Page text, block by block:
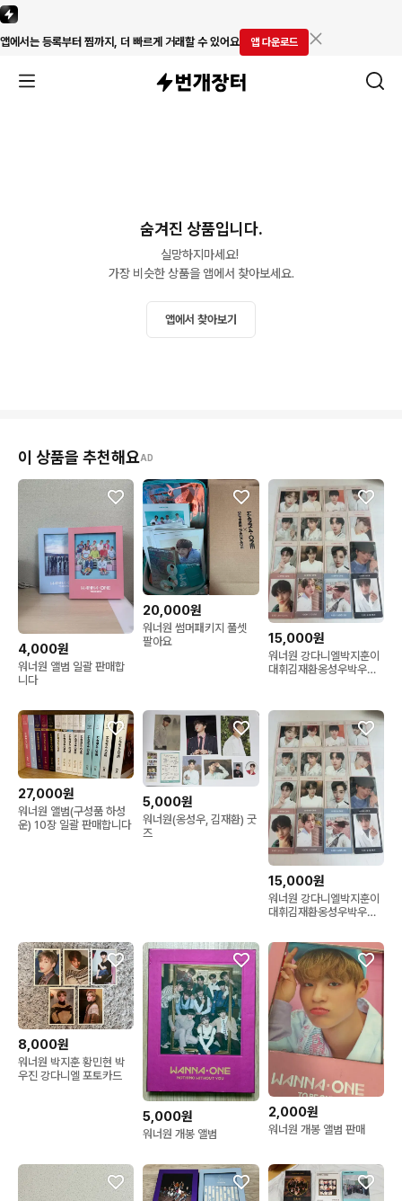
앱에서는 등록부터 찜까지, 더 빠르게 거래할 수 있어요 앱 다운로드
숨겨진 상품입니다.
실망하지마세요!
가장 비슷한 상품을 앱에서 찾아보세요.
앱에서 찾아보기
이 상품을 추천해요AD
4,000원
워너원 앨범 일괄 판매합
니다
20,000원
워너원 썸머패키지 풀셋
팔아요
15,000원
워너원 강다니엘박지훈이
대휘김재환옹성우박우진
27,000원
워너원 앨범(구성품 하성
운) 10장 일괄 판매합니다
5,000원
워너원(옹성우, 김재환) 굿
즈
15,000원
워너원 강다니엘박지훈이
대휘김재환옹성우박우진
8,000원
워너원 박지훈 황민현 박
우진 강다니엘 포토카드
5,000원
워너원 개봉 앨범
2,000원
워너원 개봉 앨범 판매